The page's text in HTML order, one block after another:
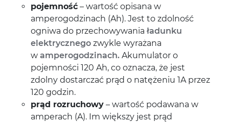
pojemność – wartość opisana w
amperogodzinach (Ah). Jest to zdolność
ogniwa do przechowywania ładunku
elektrycznego zwykle wyrażana
w amperogodzinach. Akumulator o
pojemności 120 Ah, co oznacza, że jest
zdolny dostarczać prąd o natężeniu 1A przez
120 godzin.
prąd rozruchowy – wartość podawana w
amperach (A). Im większy jest prąd